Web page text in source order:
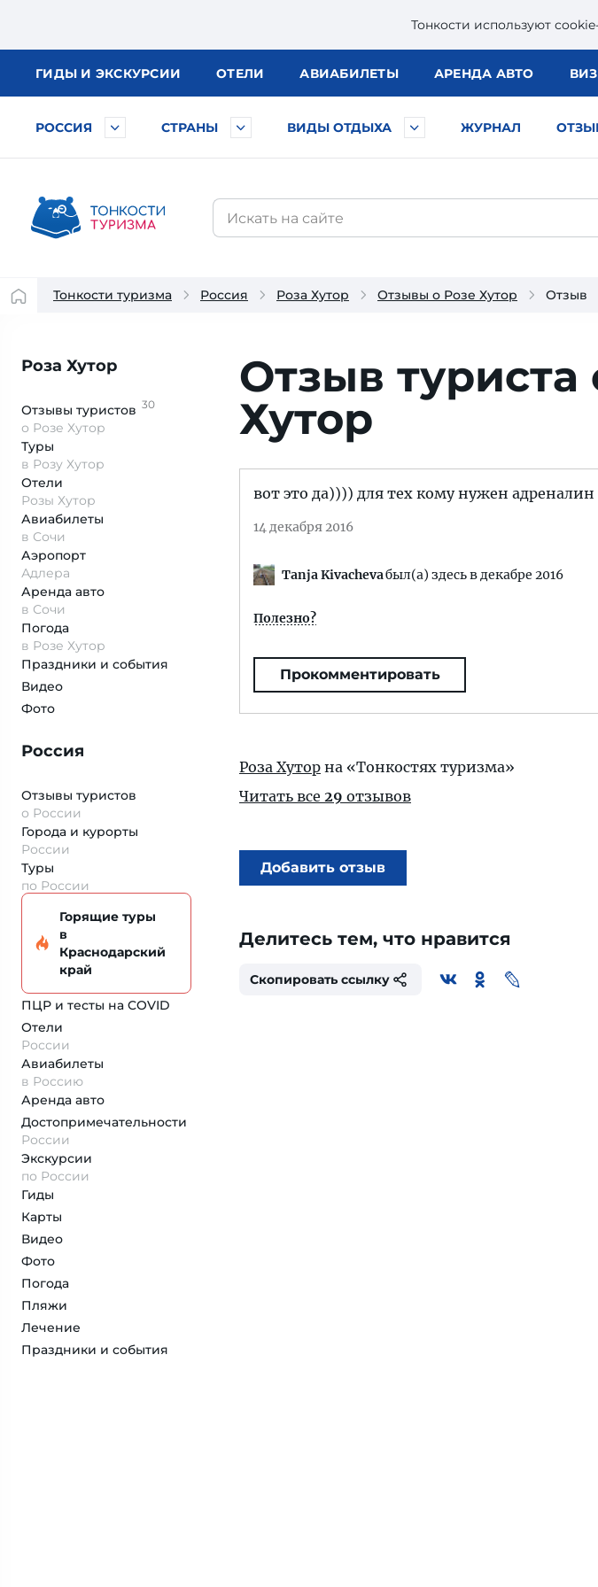
Тонкости используют
ГИДЫ И ЭКСКУРСИИ ОТЕЛИ АВИАБИЛЕТЫ АРЕНДА АВТО
РОССИЯ СТРАНЫ ВИДЫ ОТДЫХА ЖУРНАЛ
Тонкости туризма Россия Роза Хутор Отзывы о Розе Хутор Отзыв
Роза Хутор
Отзывы туристов 30
о Розе Хутор
Туры
в Розу Хутор
Отели
Розы Хутор
Авиабилеты
в Сочи
Аэропорт
Адлера
Аренда авто
в Сочи
Погода
в Розе Хутор
Праздники и события
Видео
Фото
Россия
Отзывы туристов
о России
Города и курорты
России
Туры
по России
Горящие туры
в
Краснодарский
край
ПЦР и тесты на COVID
Отели
России
Авиабилеты
в Россию
Аренда авто
Достопримеча­тельности
России
Экскурсии
по России
Гиды
Карты
Видео
Фото
Погода
Пляжи
Лечение
Праздники и события
Отзыв туриста
Хутор
вот это да)))) для тех кому нужен адреналин
14 декабря 2016
Tanja Kivachevaбыл(а) здесь в декабре 2016
Полезно?
Прокомментировать
Роза Хутор на «Тонкостях туризма»
Читать все 29 отзывов
Добавить отзыв
Делитесь тем, что нравится
Скопировать ссылку